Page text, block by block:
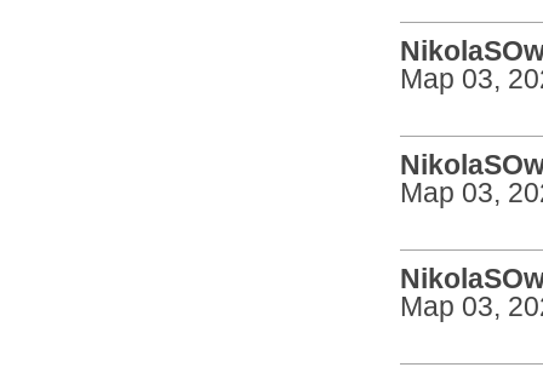
Мар 03,
Мар 03,
Мар 03,